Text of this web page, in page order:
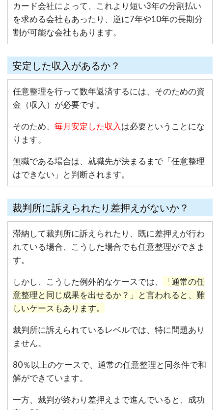
カード会社によって、これより短い3年の分割払い
を求める会社もあったり、逆に7年や10年の長期分
割が可能な会社もあります。
安定した収入があるか？
任意整理を行って数年返済するには、そのための資
金（収入）が必要です。
そのため、 毎月安定した収入は必要ということにな
ります。
無職である場合は、就職先が決まるまで「任意整理
はできない」と判断されます。
裁判所に訴えられたり差押えがないか？
滞納して裁判所に訴えられたり、既に差押えが行わ
れている場合、こうした場合でも任意整理ができま
す。
しかし、こうした例外的なケースでは、
「通常の任
意整理と同じ成果を出せるか？」と言われると、難
しいケースもあります。
裁判所に訴えられているレベルでは、特に問題あり
ません。
80％以上のケースで、通常の任意整理と同条件で和
解ができています。
一方、裁判が終わり差押えまで進んでいると、成功